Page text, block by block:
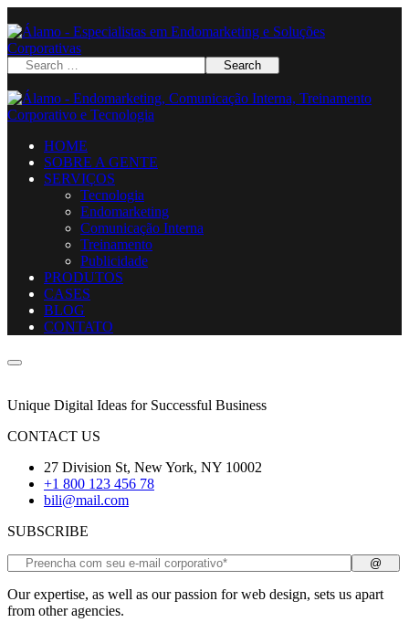
HOME
SOBRE A GENTE
SERVIÇOS
Tecnologia
Endomarketing
Comunicação Interna
Treinamento
Publicidade
PRODUTOS
CASES
BLOG
CONTATO
Unique Digital Ideas for Successful Business
CONTACT US
27 Division St, New York, NY 10002
+1 800 123 456 78
bili@mail.com
SUBSCRIBE
Our expertise, as well as our passion for web design, sets us apart
from other agencies.